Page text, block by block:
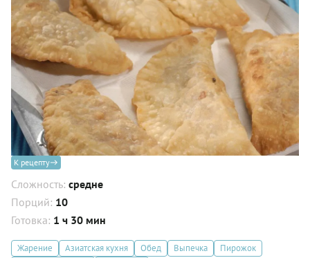
К рецепту
Сложность: средне
Порций: 10
Готовка: 1 ч 30 мин
Жарение Азиатская кухня Обед Выпечка
Пирожок